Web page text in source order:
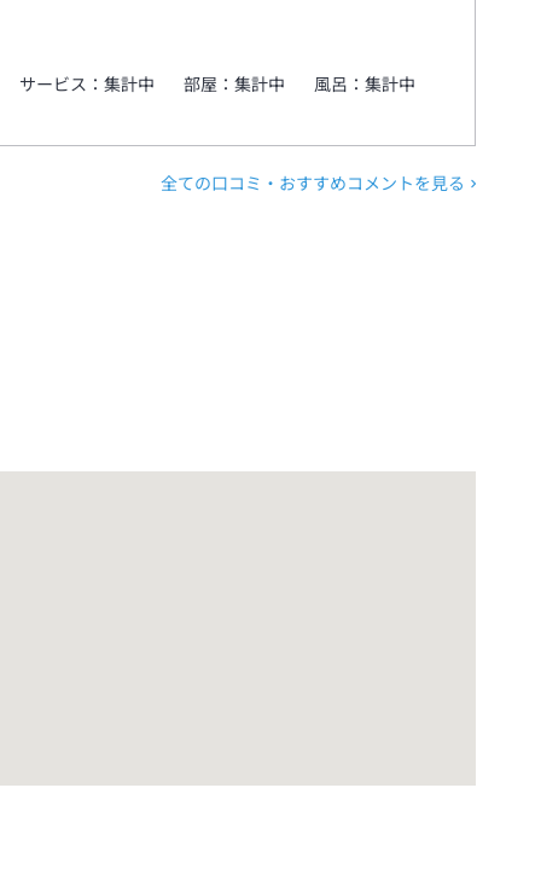
サービス：集計中 部屋：集計中 風呂：集計中
全ての口コミ・おすすめコメントを見る